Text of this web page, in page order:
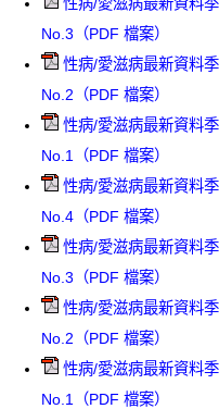
No.3（PDF 檔案）
性病/愛滋病最新資料
No.2（PDF 檔案）
性病/愛滋病最新資料
No.1（PDF 檔案）
性病/愛滋病最新資料
No.4（PDF 檔案）
性病/愛滋病最新資料
No.3（PDF 檔案）
性病/愛滋病最新資料
No.2（PDF 檔案）
性病/愛滋病最新資料
No.1（PDF 檔案）